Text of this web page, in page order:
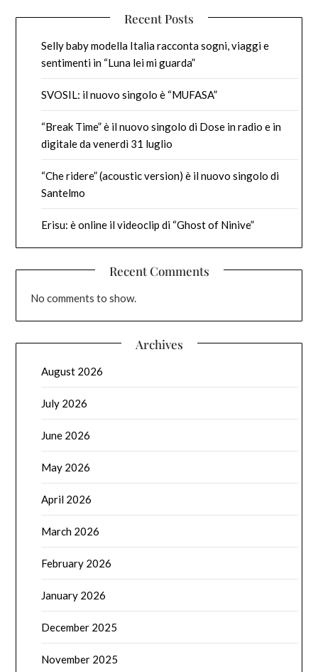
Recent Posts
Selly baby modella Italia racconta sogni, viaggi e
sentimenti in “Luna lei mi guarda”
SVOSIL: il nuovo singolo è “MUFASA”
“Break Time” è il nuovo singolo di Dose in radio e in
digitale da venerdì 31 luglio
“Che ridere” (acoustic version) è il nuovo singolo di
Santelmo
Erisu: è online il videoclip di “Ghost of Ninive”
Recent Comments
No comments to show.
Archives
August 2026
July 2026
June 2026
May 2026
April 2026
March 2026
February 2026
January 2026
December 2025
November 2025